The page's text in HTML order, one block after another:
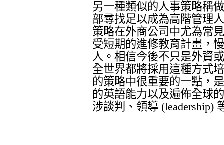
另一種類似的人事策略稱做
部尋找足以成為高階管理
策略在外商公司中尤為常
受短期的進修教育計畫，
人。相信今後不只是外資
全世界都將採用這種方式
的策略中很重要的一點，
的英語能力以及遍佈全球
涉談判、領導 (leadership)